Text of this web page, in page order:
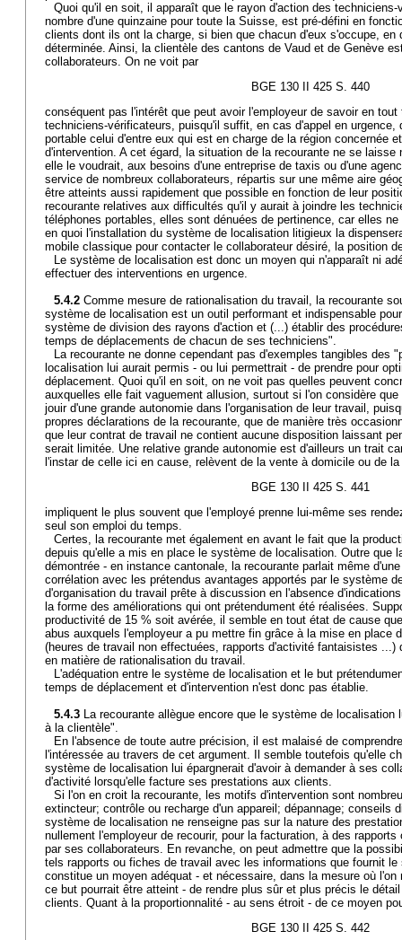
Quoi qu'il en soit, il apparaît que le rayon d'action des
nombre d'une quinzaine pour toute la Suisse, est pré-défini en
clients dont ils ont la charge, si bien que chacun d'eux s'occupe, en
déterminée. Ainsi, la clientèle des cantons de Vaud et de Genève
collaborateurs. On ne voit par
BGE 130 II 425 S. 440
conséquent pas l'intérêt que peut avoir l'employeur de savoir en
techniciens-vérificateurs, puisqu'il suffit, en cas d'appel en urgence,
portable celui d'entre eux qui est en charge de la région concernée
d'intervention. A cet égard, la situation de la recourante ne se laisse
elle le voudrait, aux besoins d'une entreprise de taxis ou d'une
service de nombreux collaborateurs, répartis sur une même aire
être atteints aussi rapidement que possible en fonction de leur
recourante relatives aux difficultés qu'il y aurait à joindre les
téléphones portables, elles sont dénuées de pertinence, car elles
en quoi l'installation du système de localisation litigieux la
mobile classique pour contacter le collaborateur désiré, la position
Le système de localisation est donc un moyen qui n'apparaît ni
effectuer des interventions en urgence.
5.4.2 Comme mesure de rationalisation du travail, la recourante
système de localisation est un outil performant et indispensable
système de division des rayons d'action et (...) établir des
temps de déplacements de chacun de ses techniciens".
La recourante ne donne cependant pas d'exemples tangibles des
localisation lui aurait permis - ou lui permettrait - de prendre pour
déplacement. Quoi qu'il en soit, on ne voit pas quelles peuvent
auxquelles elle fait vaguement allusion, surtout si l'on considère
jouir d'une grande autonomie dans l'organisation de leur travail,
propres déclarations de la recourante, que de manière très
que leur contrat de travail ne contient aucune disposition laissant
serait limitée. Une relative grande autonomie est d'ailleurs un trait
l'instar de celle ici en cause, relèvent de la vente à domicile ou de
BGE 130 II 425 S. 441
impliquent le plus souvent que l'employé prenne lui-même ses
seul son emploi du temps.
Certes, la recourante met également en avant le fait que la
depuis qu'elle a mis en place le système de localisation. Outre que
démontrée - en instance cantonale, la recourante parlait même
corrélation avec les prétendus avantages apportés par le système
d'organisation du travail prête à discussion en l'absence
la forme des améliorations qui ont prétendument été réalisées.
productivité de 15 % soit avérée, il semble en tout état de cause
abus auxquels l'employeur a pu mettre fin grâce à la mise en place
(heures de travail non effectuées, rapports d'activité fantaisistes ...)
en matière de rationalisation du travail.
L'adéquation entre le système de localisation et le but
temps de déplacement et d'intervention n'est donc pas établie.
5.4.3 La recourante allègue encore que le système de
à la clientèle".
En l'absence de toute autre précision, il est malaisé de
l'intéressée au travers de cet argument. Il semble toutefois qu'elle
système de localisation lui épargnerait d'avoir à demander à ses
d'activité lorsqu'elle facture ses prestations aux clients.
Si l'on en croit la recourante, les motifs d'intervention sont
extincteur; contrôle ou recharge d'un appareil; dépannage; conseils
système de localisation ne renseigne pas sur la nature des
nullement l'employeur de recourir, pour la facturation, à des
par ses collaborateurs. En revanche, on peut admettre que la
tels rapports ou fiches de travail avec les informations que fournit
constitue un moyen adéquat - et nécessaire, dans la mesure où
ce but pourrait être atteint - de rendre plus sûr et plus précis le
clients. Quant à la proportionnalité - au sens étroit - de ce moyen
BGE 130 II 425 S. 442